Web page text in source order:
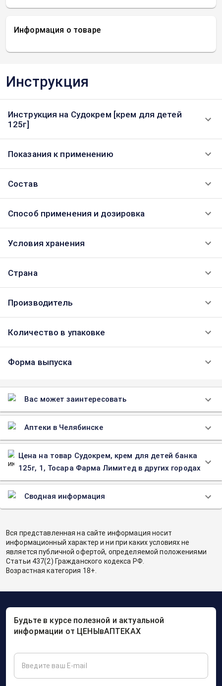
Информация о товаре
Инструкция
Инструкция на Судокрем [крем для детей
125г]
Показания к применению
Состав
Способ применения и дозировка
Условия хранения
Страна
Производитель
Количество в упаковке
Форма выпуска
Вас может заинтересовать
Аптеки в Челябинске
Цена на товар Судокрем, крем для детей банка
125г, 1, Тосара Фарма Лимитед в других городах
Сводная информация
Вся представленная на сайте информация носит
информационный характер и ни при каких условиях не
является публичной офертой, определяемой положениями
Статьи 437(2) Гражданского кодекса РФ.
Возрастная категория 18+.
Будьте в курсе полезной и актуальной
информации от ЦЕНЫвАПТЕКАХ